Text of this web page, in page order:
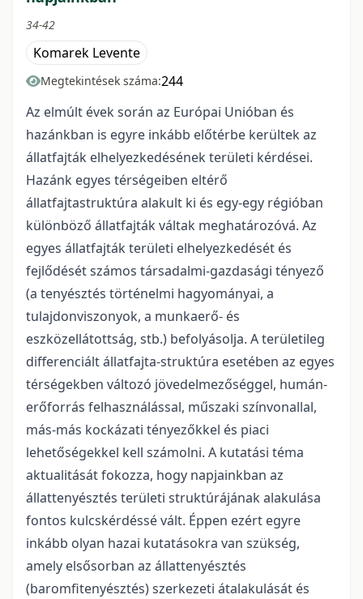
34-42
Komarek Levente
Megtekintések száma:244
Az elmúlt évek során az Európai Unióban és
hazánkban is egyre inkább előtérbe kerültek az
állatfajták elhelyezkedésének területi kérdései.
Hazánk egyes térségeiben eltérő
állatfajtastruktúra alakult ki és egy-egy régióban
különböző állatfajták váltak meghatározóvá. Az
egyes állatfajták területi elhelyezkedését és
fejlődését számos társadalmi-gazdasági tényező
(a tenyésztés történelmi hagyományai, a
tulajdonviszonyok, a munkaerő- és
eszközellátottság, stb.) befolyásolja. A területileg
differenciált állatfajta-struktúra esetében az egyes
térségekben változó jövedelmezőséggel, humán-
erőforrás felhasználással, műszaki színvonallal,
más-más kockázati tényezőkkel és piaci
lehetőségekkel kell számolni. A kutatási téma
aktualitását fokozza, hogy napjainkban az
állattenyésztés területi struktúrájának alakulása
fontos kulcskérdéssé vált. Éppen ezért egyre
inkább olyan hazai kutatásokra van szükség,
amely elsősorban az állattenyésztés
(baromfitenyésztés) szerkezeti átalakulását és